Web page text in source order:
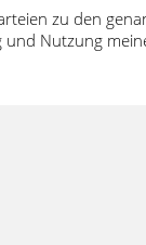
zu den
Nutzung